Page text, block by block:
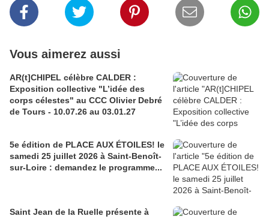
Vous aimerez aussi
AR(t]CHIPEL célèbre CALDER :
Exposition collective "L’idée des
corps célestes" au CCC Olivier Debré
de Tours - 10.07.26 au 03.01.27
5e édition de PLACE AUX ÉTOILES! le
samedi 25 juillet 2026 à Saint-Benoît-
sur-Loire : demandez le programme...
Saint Jean de la Ruelle présente à